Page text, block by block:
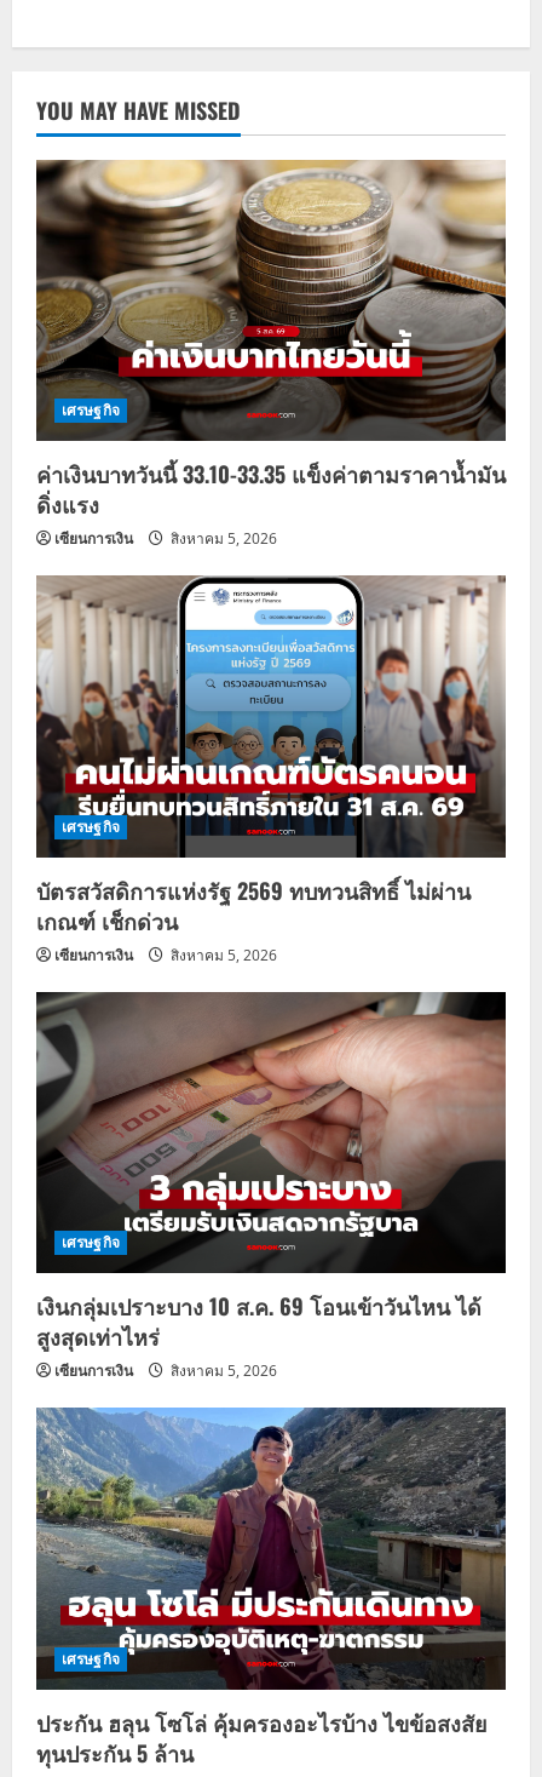
YOU MAY HAVE MISSED
เศรษฐกิจ
ค่าเงินบาทวันนี้ 33.10-33.35 แข็งค่าตามราคาน้ำมัน
ดิ่งแรง
เซียนการเงิน สิงหาคม 5, 2026
เศรษฐกิจ
บัตรสวัสดิการแห่งรัฐ 2569 ทบทวนสิทธิ์ ไม่ผ่าน
เกณฑ์ เช็กด่วน
เซียนการเงิน สิงหาคม 5, 2026
เศรษฐกิจ
เงินกลุ่มเปราะบาง 10 ส.ค. 69 โอนเข้าวันไหน ได้
สูงสุดเท่าไหร่
เซียนการเงิน สิงหาคม 5, 2026
เศรษฐกิจ
ประกัน ฮลุน โซโล่ คุ้มครองอะไรบ้าง ไขข้อสงสัย
ทุนประกัน 5 ล้าน